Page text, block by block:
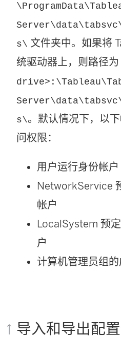
s\ 文件夹中。如果将
统驱动器上，则路径为
s\。默认情况下，以
问权限：
用户运行身份帐户
NetworkService
帐户
LocalSystem 预
户
计算机管理员组的
导入和导出配